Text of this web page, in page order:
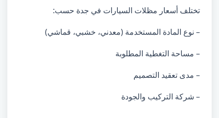
تختلف أسعار مظلات السيارات في جدة حسب:
– نوع المادة المستخدمة (معدني، خشبي، قماشي)
– مساحة التغطية المطلوبة
– مدى تعقيد التصميم
– شركة التركيب والجودة